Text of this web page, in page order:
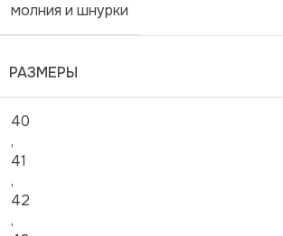
молния и шнурки
РАЗМЕРЫ
40
,
41
,
42
,